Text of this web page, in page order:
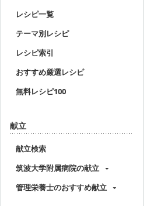
レシピ一覧
テーマ別レシピ
レシピ索引
おすすめ厳選レシピ
無料レシピ100
献立
献立検索
筑波大学附属病院の献立
管理栄養士のおすすめ献立